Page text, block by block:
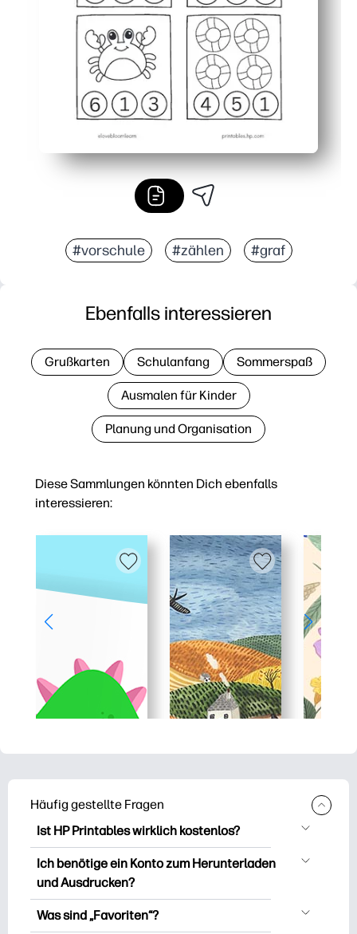
#vorschule #zählen #graf
Diese Sammlungen könnten Dich ebenfalls
interessieren:
Ebenfalls interessieren
Grußkarten Schulanfang Sommerspaß
Ausmalen für Kinder
Planung und Organisation
Häufig gestellte Fragen
Ist HP Printables wirklich kostenlos?
HP Printables bietet über 2.500
kostenlose Vorlagen zum Herunterladen
Vorlagen, unterhaltsame Arbeitsblätter
Ich benötige ein Konto zum Herunterladen
und Ausdrucken?
Sie können es erkunden und drucken,
Was sind „Favoriten“?